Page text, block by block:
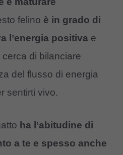
felino è in grado di
l’energia positiva e
di bilanciare
del flusso di energia
sentirti vivo.
ha l’abitudine di
a te e spesso anche